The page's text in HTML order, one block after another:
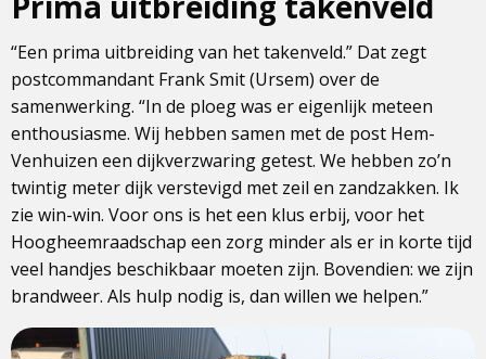
“Een prima uitbreiding van het takenveld.” Dat zegt
postcommandant Frank Smit (Ursem) over de
samenwerking. “In de ploeg was er eigenlijk meteen
enthousiasme. Wij hebben samen met de post Hem-
Venhuizen een dijkverzwaring getest. We hebben zo’n
twintig meter dijk verstevigd met zeil en zandzakken. Ik
zie win-win. Voor ons is het een klus erbij, voor het
Hoogheemraadschap een zorg minder als er in korte tijd
veel handjes beschikbaar moeten zijn. Bovendien: we zijn
brandweer. Als hulp nodig is, dan willen we helpen.”